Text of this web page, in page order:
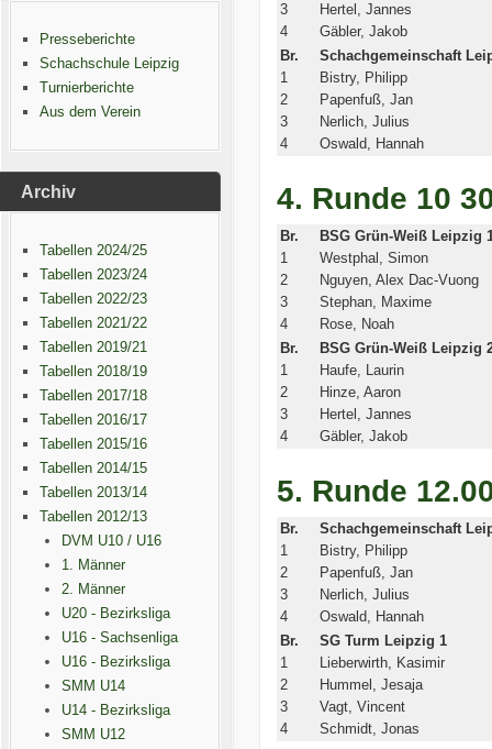
Presseberichte
Schachschule Leipzig
Turnierberichte
Aus dem Verein
Archiv
Tabellen 2024/25
Tabellen 2023/24
Tabellen 2022/23
Tabellen 2021/22
Tabellen 2019/21
Tabellen 2018/19
Tabellen 2017/18
Tabellen 2016/17
Tabellen 2015/16
Tabellen 2014/15
Tabellen 2013/14
Tabellen 2012/13
DVM U10 / U16
1. Männer
2. Männer
U20 - Bezirksliga
U16 - Sachsenliga
U16 - Bezirksliga
SMM U14
U14 - Bezirksliga
SMM U12
3
Hertel, Jannes
4
Gäbler, Jakob
Br.
Schachgemeinschaft
1
Bistry, Philipp
2
Papenfuß, Jan
3
Nerlich, Julius
4
Oswald, Hannah
4. Runde 10
Br.
BSG Grün-Weiß Leipzig
1
Westphal, Simon
2
Nguyen, Alex Dac-Vuong
3
Stephan, Maxime
4
Rose, Noah
Br.
BSG Grün-Weiß Leipzig
1
Haufe, Laurin
2
Hinze, Aaron
3
Hertel, Jannes
4
Gäbler, Jakob
5. Runde
Br.
Schachgemeinschaft
1
Bistry, Philipp
2
Papenfuß, Jan
3
Nerlich, Julius
4
Oswald, Hannah
Br.
SG Turm Leipzig 1
1
Lieberwirth, Kasimir
2
Hummel, Jesaja
3
Vagt, Vincent
4
Schmidt, Jonas